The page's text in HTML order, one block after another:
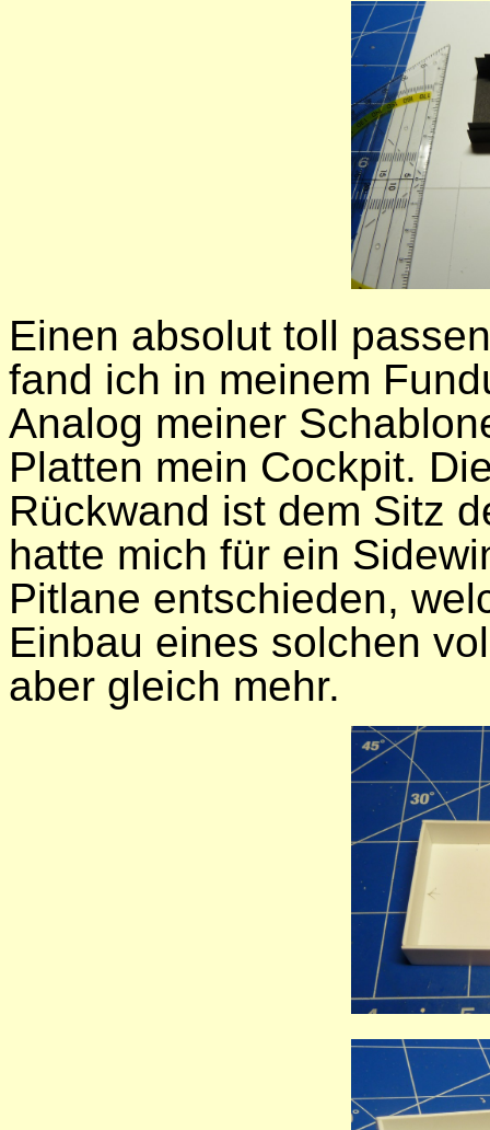
Einen absolut toll
fand ich in meinem
Analog meiner
Platten mein Cockpit.
Rückwand ist dem Sitz
hatte mich für ein
Pitlane entschieden,
Einbau eines solchen
aber gleich mehr.